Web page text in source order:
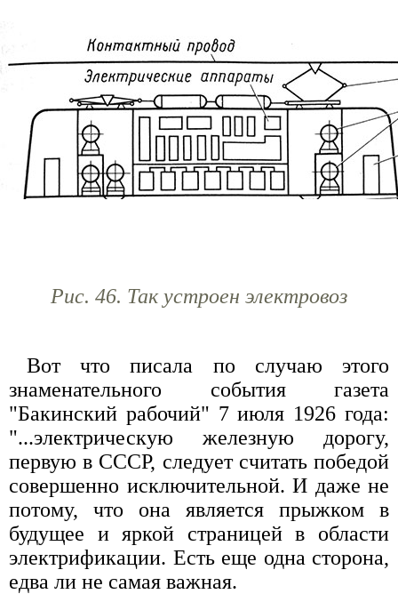
Рис. 46. Так устроен электровоз
Вот что писала по случаю этого
знаменательного события газета
"Бакинский рабочий" 7 июля 1926 года:
"...электрическую железную дорогу,
первую в СССР, следует считать победой
совершенно исключительной. И даже не
потому, что она является прыжком в
будущее и яркой страницей в области
электрификации. Есть еще одна сторона,
едва ли не самая важная.